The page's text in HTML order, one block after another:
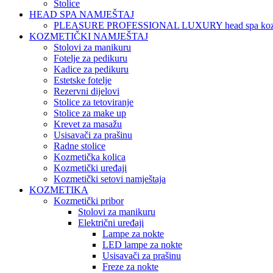
Stolice
HEAD SPA NAMJEŠTAJ
PLEASURE PROFESSIONAL LUXURY head spa
KOZMETIČKI NAMJEŠTAJ
Stolovi za manikuru
Fotelje za pedikuru
Kadice za pedikuru
Estetske fotelje
Rezervni dijelovi
Stolice za tetoviranje
Stolice za make up
Krevet za masažu
Usisavači za prašinu
Radne stolice
Kozmetička kolica
Kozmetički uređaji
Kozmetički setovi namještaja
KOZMETIKA
Kozmetički pribor
Stolovi za manikuru
Električni uređaji
Lampe za nokte
LED lampe za nokte
Usisavači za prašinu
Freze za nokte